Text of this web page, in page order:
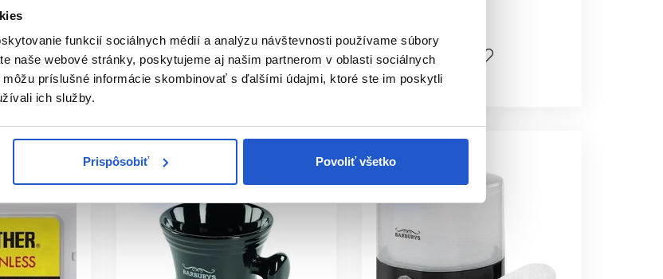
funkcií sociálnych médií a analýzu návštevnosti používame súbory
naše webové stránky, poskytujeme aj našim partnerom v oblasti sociálnych
príslušné informácie skombinovať s ďalšími údajmi, ktoré ste im poskytli
ich služby.
Prispôsobiť Povoliť všetko
Mám záujem
Aktuálne nedostupné
Kúpiť
Skladom ㅤ